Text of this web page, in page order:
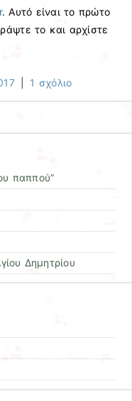
. Αυτό είναι το πρώτο
το και αρχίστε
1 σχόλιο
παππού”
Δημητρίου